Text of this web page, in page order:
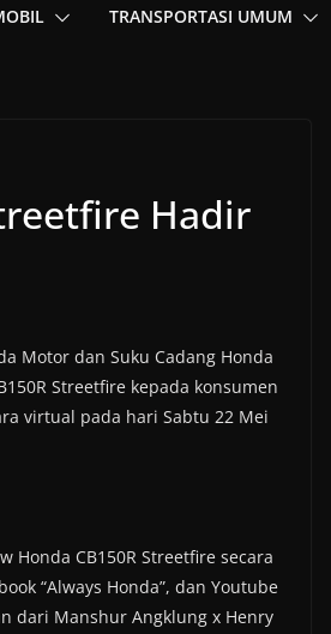
TRANSPORTASI UMUM
Hadir
Motor dan Suku Cadang Honda
Streetfire kepada konsumen
virtual pada hari Sabtu 22 Mei
CB150R Streetfire secara
“Always Honda”, dan Youtube
dari Manshur Angklung x Henry